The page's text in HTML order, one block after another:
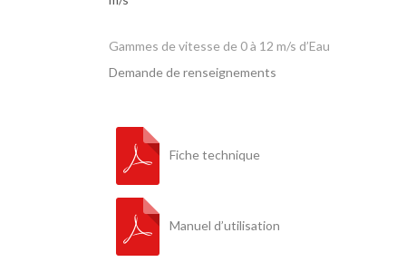
Gammes de vitesse de 0 à 12 m/s d’Eau
Demande de renseignements
Fiche technique
Manuel d’utilisation